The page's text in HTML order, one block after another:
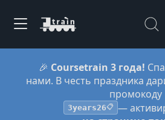
🎉 Coursetrain 3 года!
нами. В честь праздника
промокоду
3years26📋 —